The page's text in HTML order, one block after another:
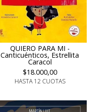
QUIERO PARA MI -
Canticuénticos, Estrellita
Caracol
$18.000,00
HASTA 12 CUOTAS